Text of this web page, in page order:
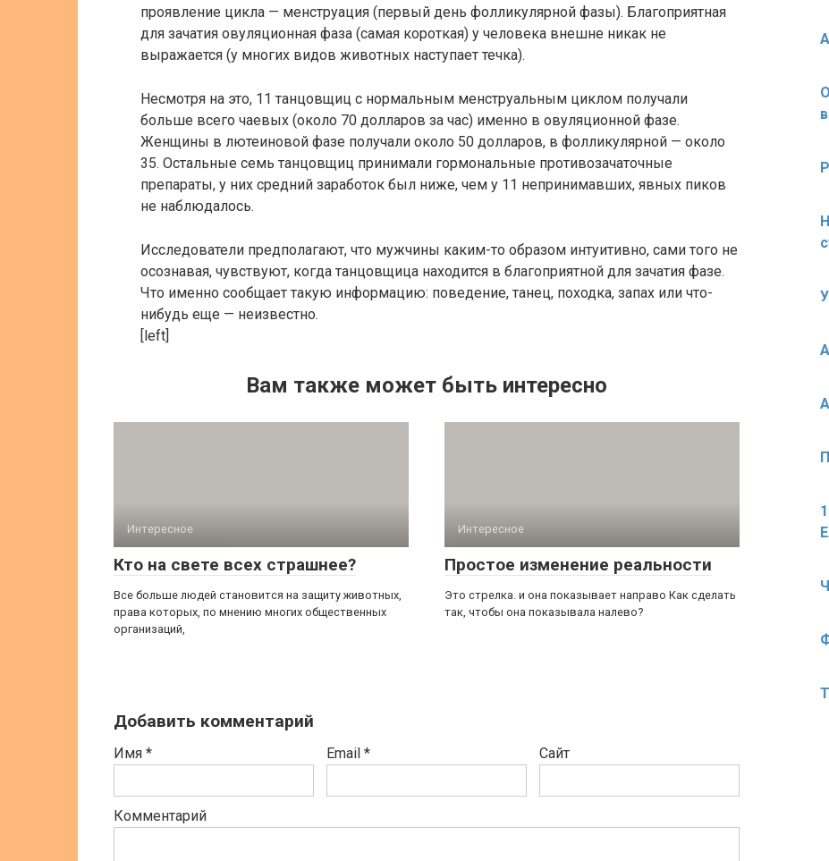
проявление цикла — менструация (первый день фолликулярной фазы). Благоприятная
для зачатия овуляционная фаза (самая короткая) у человека внешне никак не
выражается (у многих видов животных наступает течка).
Несмотря на это, 11 танцовщиц с нормальным менструальным циклом получали
больше всего чаевых (около 70 долларов за час) именно в овуляционной фазе.
Женщины в лютеиновой фазе получали около 50 долларов, в фолликулярной — около
35. Остальные семь танцовщиц принимали гормональные противозачаточные
препараты, у них средний заработок был ниже, чем у 11 непринимавших, явных пиков
не наблюдалось.
Исследователи предполагают, что мужчины каким-то образом интуитивно, сами того не
осознавая, чувствуют, когда танцовщица находится в благоприятной для зачатия фазе.
Что именно сообщает такую информацию: поведение, танец, походка, запах или что-
нибудь еще — неизвестно.
[left]
Вам также может быть интересно
Интересное
Кто на свете всех страшнее?
Все больше людей становится на защиту животных,
права которых, по мнению многих общественных
организаций,
Интересное
Простое изменение реальности
Это стрелка. и она показывает направо Как сделать
так, чтобы она показывала налево?
Добавить комментарий
Имя * Email * Сайт
Комментарий